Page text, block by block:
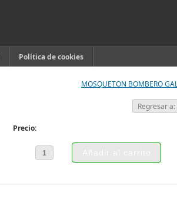
Política de cookies
MOSQUETON BOMBERO
Regresar
Precio: